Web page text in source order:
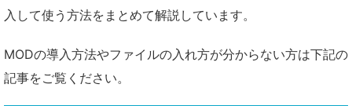
入して使う方法をまとめて解説しています。
MODの導入方法やファイルの入れ方が分からない方は下記の
記事をご覧ください。